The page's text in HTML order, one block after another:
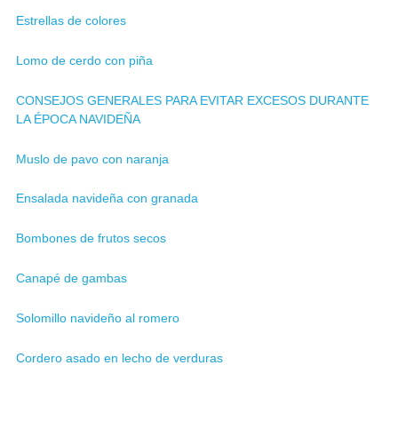
Estrellas de colores
Lomo de cerdo con piña
CONSEJOS GENERALES PARA EVITAR EXCESOS DURANTE
LA ÉPOCA NAVIDEÑA
Muslo de pavo con naranja
Ensalada navideña con granada
Bombones de frutos secos
Canapé de gambas
Solomillo navideño al romero
Cordero asado en lecho de verduras